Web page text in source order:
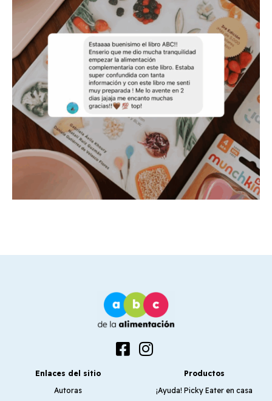
Enlaces del sitio
Autoras
Productos
¡Ayuda! Picky Eater en casa